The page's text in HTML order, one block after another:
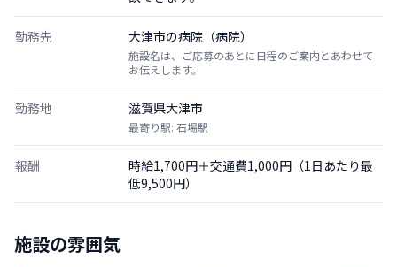
勤務先 大津市の病院（病院）
施設名は、ご応募のあとに日程のご案内とあわせて
お伝えします。
勤務地 滋賀県大津市
最寄り駅: 石場駅
報酬
時給1,700円＋交通費1,000円（1日あたり最
低9,500円）
施設の雰囲気